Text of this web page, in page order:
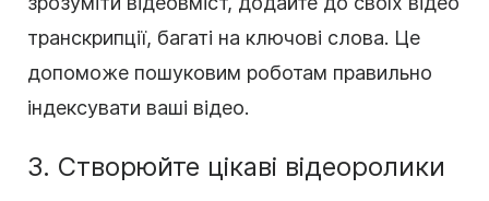
транскрипції, багаті на ключові слова. Це
допоможе пошуковим роботам правильно
індексувати ваші відео.
3. Створюйте цікаві відеоролики